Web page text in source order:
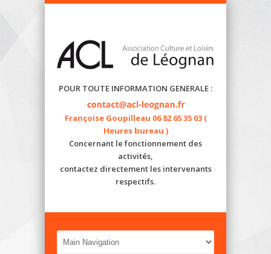
POUR TOUTE INFORMATION GENERALE :
Françoise Goupilleau 06 82 65 35 03 (
Heures bureau )
Concernant le fonctionnement des
activités,
contactez directement les intervenants
respectifs.